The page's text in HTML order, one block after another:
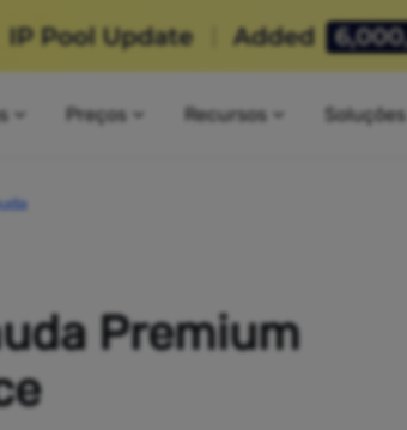
Preços Recursos Soluções
Premium